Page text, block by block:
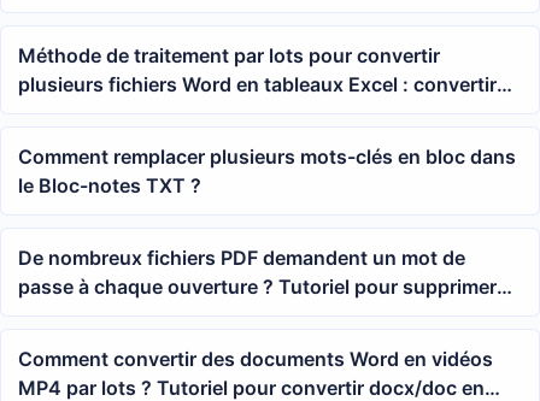
Méthode de traitement par lots pour convertir
plusieurs fichiers Word en tableaux Excel : convertir
rapidement des documents docx en xlsx
Comment remplacer plusieurs mots-clés en bloc dans
le Bloc-notes TXT ?
De nombreux fichiers PDF demandent un mot de
passe à chaque ouverture ? Tutoriel pour supprimer
en masse les mots de passe d'ouverture de
Comment convertir des documents Word en vidéos
MP4 par lots ? Tutoriel pour convertir docx/doc en